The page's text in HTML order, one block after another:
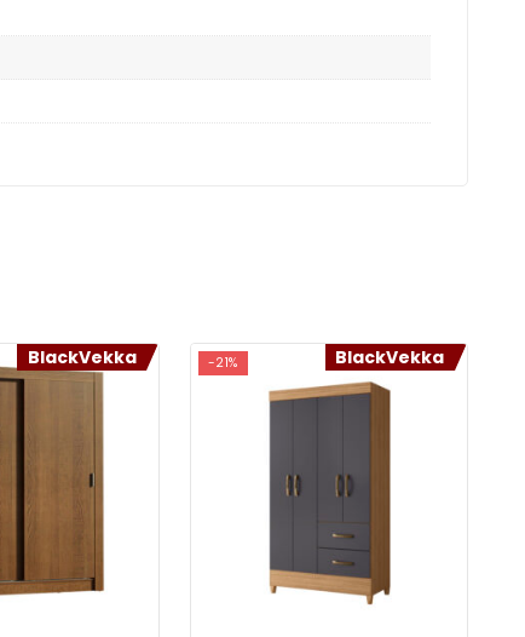
BlackVekka -21% BlackVekka